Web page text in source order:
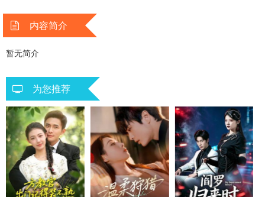
第22集
内容简介
暂无简介
为您推荐